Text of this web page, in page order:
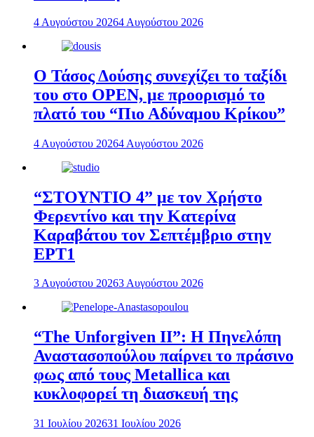
4 Αυγούστου 20264 Αυγούστου 2026
Ο Τάσος Δούσης συνεχίζει το ταξίδι
του στο OPEN, με προορισμό το
πλατό του “Πιο Αδύναμου Κρίκου”
4 Αυγούστου 20264 Αυγούστου 2026
“ΣΤΟΥΝΤΙΟ 4” με τον Χρήστο
Φερεντίνο και την Κατερίνα
Καραβάτου τον Σεπτέμβριο στην
ΕΡΤ1
3 Αυγούστου 20263 Αυγούστου 2026
“The Unforgiven II”: Η Πηνελόπη
Αναστασοπούλου παίρνει το πράσινο
φως από τους Metallica και
κυκλοφορεί τη διασκευή της
31 Ιουλίου 202631 Ιουλίου 2026